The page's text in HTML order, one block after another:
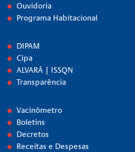
Ouvidoria
Programa Habitacional
DIPAM
Cipa
ALVARÁ | ISSQN
Transparência
Vacinômetro
Boletins
Decretos
Receitas e Despesas